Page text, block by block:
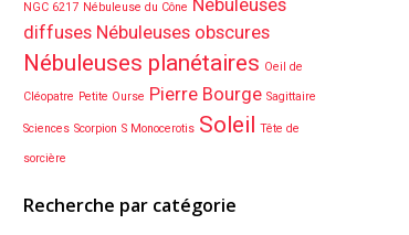
NGC 6217 Nébuleuse du Cône Nébuleuses
diffuses Nébuleuses obscures
Nébuleuses planétaires Oeil de
Cléopatre Petite Ourse Pierre Bourge Sagittaire
Sciences Scorpion S Monocerotis Soleil Tête de
sorcière
Recherche par catégorie